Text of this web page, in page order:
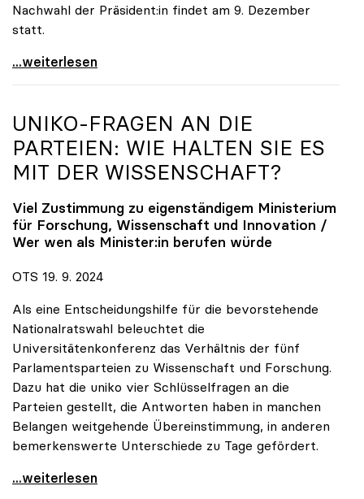
Nachwahl der Präsident:in findet am 9. Dezember
statt.
Vitouch-Nachfolge: Kunstuni Linz-Rektorin Brigitte
...weiterlesen
UNIKO-FRAGEN AN DIE
PARTEIEN: WIE HALTEN SIE ES
MIT DER WISSENSCHAFT?
Viel Zustimmung zu eigenständigem Ministerium
für Forschung, Wissenschaft und Innovation /
Wer wen als Minister:in berufen würde
OTS 19. 9. 2024
Als eine Entscheidungshilfe für die bevorstehende
Nationalratswahl beleuchtet die
Universitätenkonferenz das Verhältnis der fünf
Parlamentsparteien zu Wissenschaft und Forschung.
Dazu hat die uniko vier Schlüsselfragen an die
Parteien gestellt, die Antworten haben in manchen
Belangen weitgehende Übereinstimmung, in anderen
bemerkenswerte Unterschiede zu Tage gefördert.
uniko-Fragen an die Parteien: Wie halten Sie es
...weiterlesen